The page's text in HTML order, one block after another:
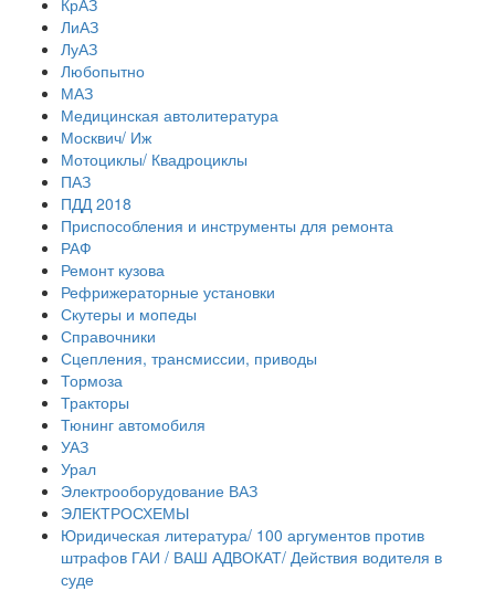
КрАЗ
ЛиАЗ
ЛуАЗ
Любопытно
МАЗ
Медицинская автолитература
Москвич/ Иж
Мотоциклы/ Квадроциклы
ПАЗ
ПДД 2018
Приспособления и инструменты для ремонта
РАФ
Ремонт кузова
Рефрижераторные установки
Скутеры и мопеды
Справочники
Сцепления, трансмиссии, приводы
Тормоза
Тракторы
Тюнинг автомобиля
УАЗ
Урал
Электрооборудование ВАЗ
ЭЛЕКТРОСХЕМЫ
Юридическая литература/ 100 аргументов против
штрафов ГАИ / ВАШ АДВОКАТ/ Действия водителя в
суде